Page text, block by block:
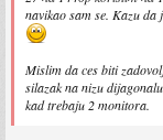
navikao sam se. Kazu da
Mislim da ces biti
silazak na nizu
kad trebaju 2 monitora.